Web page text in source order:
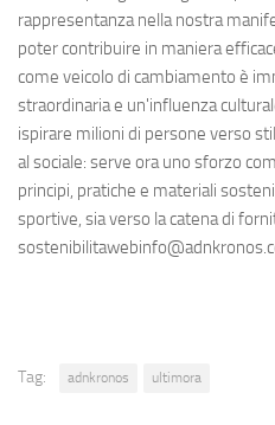
rappresentanza nella nostra
poter contribuire in maniera
come veicolo di cambiamento è
straordinaria e un'influenza
ispirare milioni di persone verso
al sociale: serve ora uno sforzo
principi, pratiche e materiali
sportive, sia verso la catena di
Tag: adnkronos ultimora